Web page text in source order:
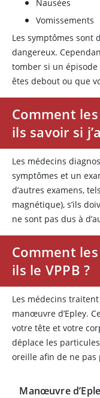
Nausées
Vomissements
Les symptômes sont
dangereux.
tomber si un épisode
êtes debout ou que
Comment
ils savoir si
Les médecins
symptômes et un
d’autres examens,
magnétique), s’ils
ne sont pas dus à
Comment
ils le VPPB ?
Les médecins
manœuvre d’Epley.
votre tête et votre
déplace les
oreille afin de ne
Manœuvre